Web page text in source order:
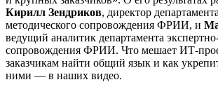
Кирилл Зендриков, директор
методического сопровождения ФРИИ, и М
ведущий аналитик департамента
сопровождения ФРИИ. Что мешает ИТ-
заказчикам найти общий язык и как
ними — в наших видео.